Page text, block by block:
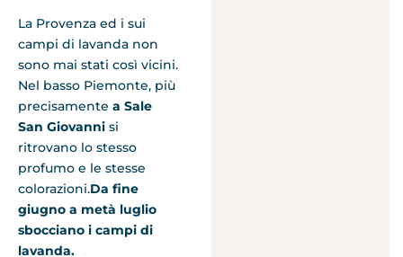
La Provenza ed i sui
campi di lavanda non
sono mai stati così vicini.
Nel basso Piemonte, più
precisamente a Sale
San Giovanni si
ritrovano lo stesso
profumo e le stesse
colorazioni.Da fine
giugno a metà luglio
sbocciano i campi di
lavanda.